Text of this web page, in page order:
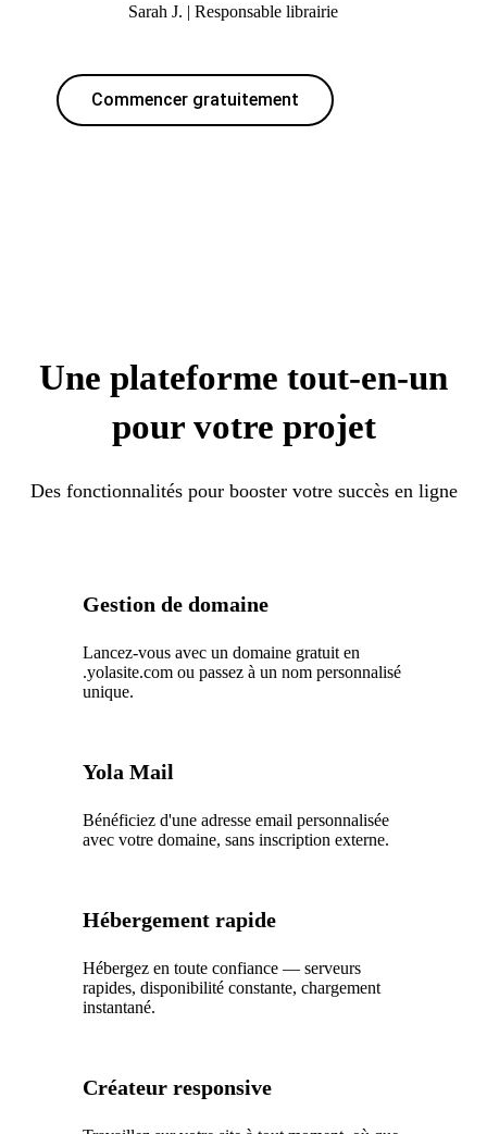
Sarah J. | Responsable librairie
Commencer gratuitement
Une plateforme tout-en-un
pour votre projet
Des fonctionnalités pour booster votre succès en ligne
Gestion de domaine
Lancez-vous avec un domaine gratuit en
.yolasite.com ou passez à un nom personnalisé
unique.
Yola Mail
Bénéficiez d'une adresse email personnalisée
avec votre domaine, sans inscription externe.
Hébergement rapide
Hébergez en toute confiance — serveurs
rapides, disponibilité constante, chargement
instantané.
Créateur responsive